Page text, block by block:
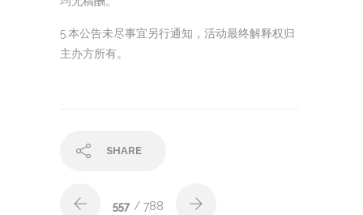
5.本公告未尽事宜另行通知，活动最终解释权归
主办方所有。
SHARE
557 / 788